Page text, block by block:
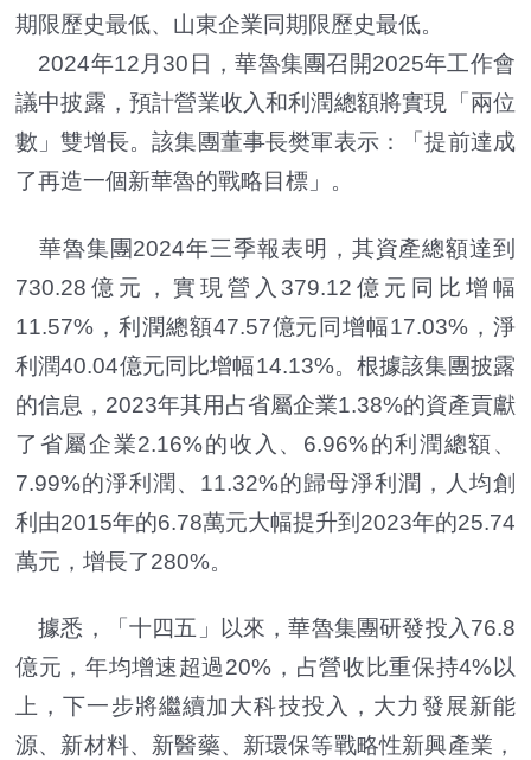
期限歷史最低、山東企業同期限歷史最低。
2024年12月30日，華魯集團召開2025年工作會
議中披露，預計營業收入和利潤總額將實現「兩位
數」雙增長。該集團董事長樊軍表示：「提前達成
了再造一個新華魯的戰略目標」。
華魯集團2024年三季報表明，其資產總額達到
730.28億元，實現營入379.12億元同比增幅
11.57%，利潤總額47.57億元同增幅17.03%，淨
利潤40.04億元同比增幅14.13%。根據該集團披露
的信息，2023年其用占省屬企業1.38%的資產貢獻
了省屬企業2.16%的收入、6.96%的利潤總額、
7.99%的淨利潤、11.32%的歸母淨利潤，人均創
利由2015年的6.78萬元大幅提升到2023年的25.74
萬元，增長了280%。
據悉，「十四五」以來，華魯集團研發投入76.8
億元，年均增速超過20%，占營收比重保持4%以
上，下一步將繼續加大科技投入，大力發展新能
源、新材料、新醫藥、新環保等戰略性新興產業，